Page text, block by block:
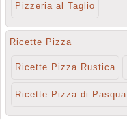
Pizzeria al Taglio
Ricette Pizza
Ricette Pizza Rustica
Ricette Pizza di Pasqua